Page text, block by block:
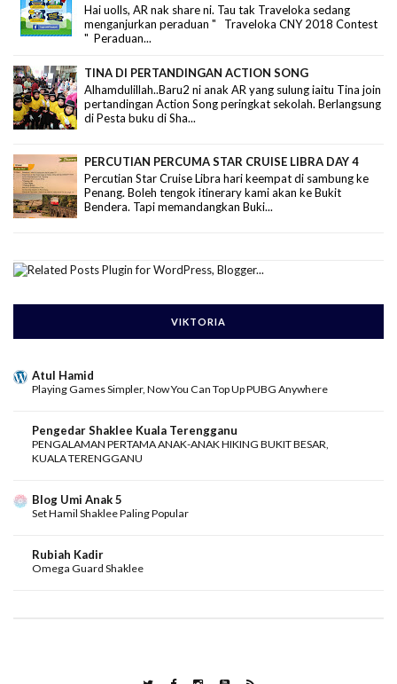
Hai uolls, AR nak share ni. Tau tak Traveloka sedang
menganjurkan peraduan " Traveloka CNY 2018 Contest
" Peraduan...
TINA DI PERTANDINGAN ACTION SONG
Alhamdulillah..Baru2 ni anak AR yang sulung iaitu Tina join
pertandingan Action Song peringkat sekolah. Berlangsung
di Pesta buku di Sha...
PERCUTIAN PERCUMA STAR CRUISE LIBRA DAY 4
Percutian Star Cruise Libra hari keempat di sambung ke
Penang. Boleh tengok itinerary kami akan ke Bukit
Bendera. Tapi memandangkan Buki...
VIKTORIA
Atul Hamid
Playing Games Simpler, Now You Can Top Up PUBG Anywhere
Pengedar Shaklee Kuala Terengganu
PENGALAMAN PERTAMA ANAK-ANAK HIKING BUKIT BESAR,
KUALA TERENGGANU
Blog Umi Anak 5
Set Hamil Shaklee Paling Popular
Rubiah Kadir
Omega Guard Shaklee